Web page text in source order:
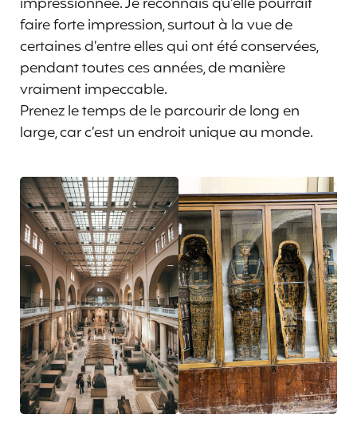
faire forte impression, surtout à la vue de
certaines d’entre elles qui ont été conservées,
pendant toutes ces années, de manière
vraiment impeccable.
Prenez le temps de le parcourir de long en
large, car c’est un endroit unique au monde.